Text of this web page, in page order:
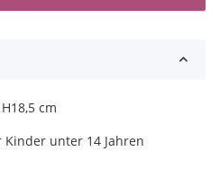
cm
unter 14 Jahren